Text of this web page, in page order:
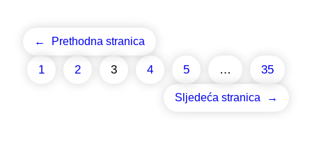
← Prethodna stranica
1 2 3 4 5 … 35
Sljedeća stranica →